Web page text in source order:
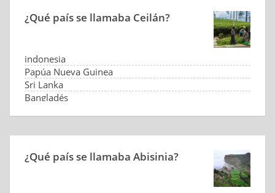
¿Qué país se llamaba Ceilán?
indonesia
Papúa Nueva Guinea
Sri Lanka
Bangladés
¿Qué país se llamaba Abisinia?